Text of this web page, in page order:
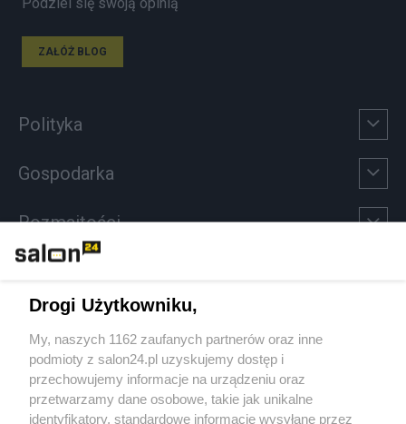
ZAŁÓŻ BLOG
Polityka
Gospodarka
Rozmaitości
Sport
Społeczeństwo
Kultura
Drogi Użytkowniku,
My, naszych 1162 zaufanych partnerów oraz inne
podmioty z salon24.pl uzyskujemy dostęp i
przechowujemy informacje na urządzeniu oraz
przetwarzamy dane osobowe, takie jak unikalne
identyfikatory, standardowe informacje wysyłane przez